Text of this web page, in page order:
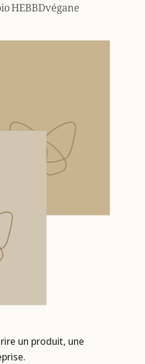
HEBBDvégane
un produit, une